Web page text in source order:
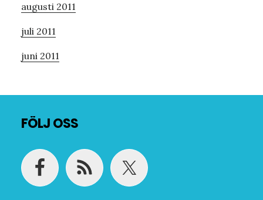
augusti 2011
juli 2011
juni 2011
FÖLJ OSS